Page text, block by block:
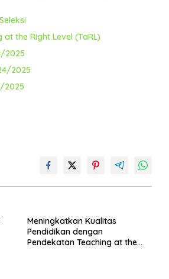
the Right Level (TaRL)
2025
2025
2025
Meningkatkan Kualitas
Pendidikan dengan
Pendekatan Teaching at the